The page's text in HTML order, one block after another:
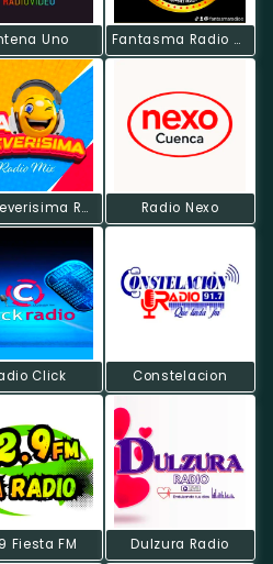
Uno Fantasma Radio Online
La Cheverisima Radio Mix. Radio Nexo
Click Constelacion
Fiesta FM Dulzura Radio